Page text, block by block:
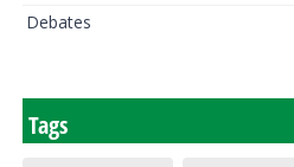
Debates
Tags